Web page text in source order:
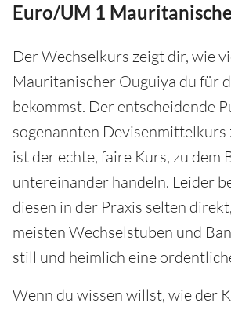
Euro/UM 1
Der Wechselkurs zeigt dir, wie
Mauritanischer Ouguiya du für
bekommst. Der entscheidende
sogenannten Devisenmittelkurs
ist der echte, faire Kurs, zu dem
untereinander handeln. Leider
diesen in der Praxis selten
meisten Wechselstuben und
still und heimlich eine
Wenn du wissen willst, wie der